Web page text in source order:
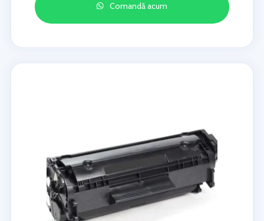
Comandă acum